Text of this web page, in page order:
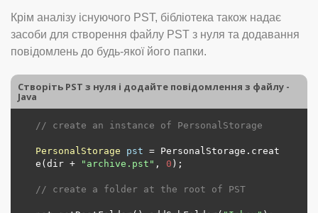
Крім аналізу існуючого PST, бібліотека також надає
засоби для створення файлу PST з нуля та додавання
повідомлень до будь-якої його папки.
Створіть PST з нуля і додайте повідомлення з файлу -
Java
// create an instance of PersonalStorage
PersonalStorage pst = PersonalStorage.creat
e(dir +
"archive.pst" , 0 );
// create a folder at the root of PST